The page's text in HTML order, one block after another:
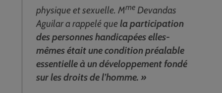
physique et sexuelle. MmeDevandas
Aguilar a rappelé quela participation
des personnes handicapées elles-
mêmes était une condition préalable
essentielle à un développement fondé
sur les droits de l’homme. »